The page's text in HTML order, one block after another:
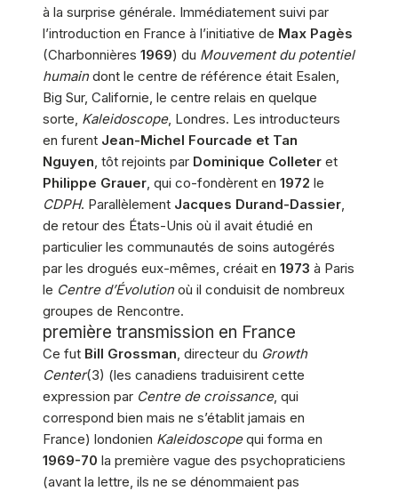
à la surprise générale. Immédiatement suivi par
l’introduction en France à l’initiative de Max Pagès
(Charbonnières 1969) du Mouvement du potentiel
humaindont le centre de référence était Esalen,
Big Sur, Californie, le centre relais en quelque
sorte, Kaleidoscope, Londres. Les introducteurs
en furent Jean-Michel Fourcade et Tan
Nguyen, tôt rejoints par Dominique Colleter et
Philippe Grauer, qui co-fondèrent en 1972 le
CDPH. Parallèlement Jacques Durand-Dassier,
de retour des États-Unis où il avait étudié en
particulier les communautés de soins autogérés
par les drogués eux-mêmes, créait en 1973 à Paris
le Centre d’Évolutionoù il conduisit de nombreux
groupes de Rencontre.
première transmission en France
Ce fut Bill Grossman, directeur du Growth
Center(3) (les canadiens traduisirent cette
expression par Centre de croissance, qui
correspond bien mais ne s’établit jamais en
France) londonien Kaleidoscopequi forma en
1969-70 la première vague des psychopraticiens
(avant la lettre, ils ne se dénommaient pas